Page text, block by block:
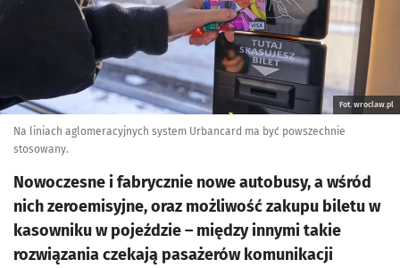
Fot. wroclaw.pl
Na liniach aglomeracyjnych system Urbancard ma być powszechnie
stosowany.
Nowoczesne i fabrycznie nowe autobusy, a wśród
nich zeroemisyjne, oraz możliwość zakupu biletu w
kasowniku w pojeździe – między innymi takie
rozwiązania czekają pasażerów komunikacji